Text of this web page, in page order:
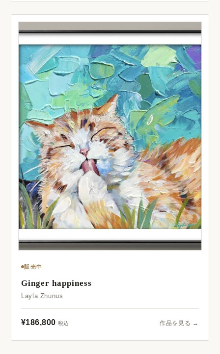
販売中
Ginger happiness
Layla Zhunus
¥186,800 税込 作品を見る →